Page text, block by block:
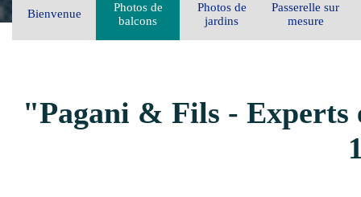
Bienvenue
Photos de
balcons
Photos de
jardins
Passerelle sur
mesure
"Pagani & Fils - Experts